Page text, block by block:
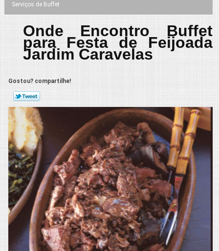
Serviços de Buffet
Onde Encontro Buffet
para Festa de Feijoada
Jardim Caravelas
Gostou? compartilhe!